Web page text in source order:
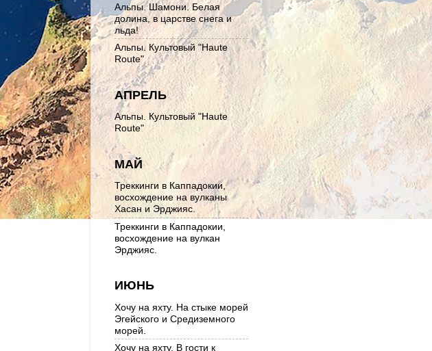
Альпы. Шамони. Белая
долина, в царстве снега и
льда!
Альпы. Культовый "Haute
Route"
АПРЕЛЬ
Альпы. Культовый "Haute
Route"
МАЙ
Треккинги в Каппадокии,
восхождение на вулканы
Хасан и Эрджияс.
Треккинги в Каппадокии,
восхождение на вулкан
Эрджияс.
ИЮНЬ
Хочу на яхту. На стыке морей
Эгейского и Средиземного
морей.
Хочу на яхту. В гости к